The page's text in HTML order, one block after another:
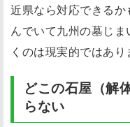
近県なら対応できる
んでいて九州の墓じ
くのは現実的ではあり
どこの石屋（解
らない